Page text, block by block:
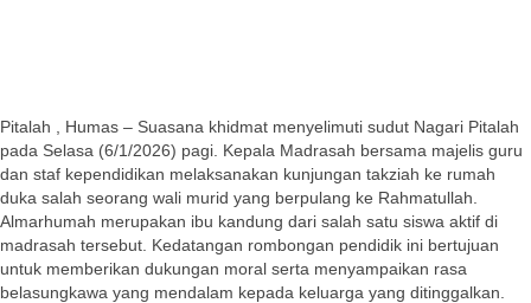
Pitalah , Humas – Suasana khidmat menyelimuti sudut Nagari Pitalah
pada Selasa (6/1/2026) pagi. Kepala Madrasah bersama majelis guru
dan staf kependidikan melaksanakan kunjungan takziah ke rumah
duka salah seorang wali murid yang berpulang ke Rahmatullah.
Almarhumah merupakan ibu kandung dari salah satu siswa aktif di
madrasah tersebut. Kedatangan rombongan pendidik ini bertujuan
untuk memberikan dukungan moral serta menyampaikan rasa
belasungkawa yang mendalam kepada keluarga yang ditinggalkan.